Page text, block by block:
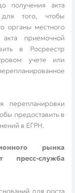
получения акта
того, чтобы
органы местного
приемочной
в Росреестр
учете или
перепланировки
предоставить в
в ЕГРН.
рынка
пресс-служба
для роста